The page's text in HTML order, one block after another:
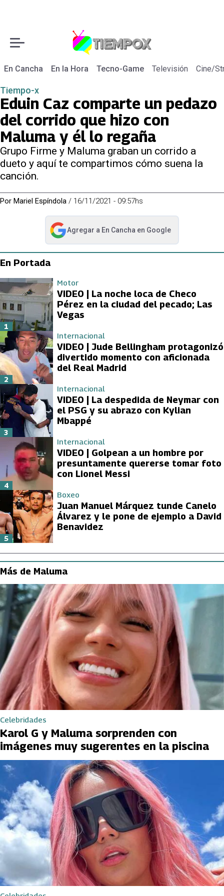
En Cancha En la Hora Tecno-Game Televisión Cine/
Tiempo-x
Eduin Caz comparte un pedazo
del corrido que hizo con
Maluma y él lo regaña
Grupo Firme y Maluma graban un corrido a
dueto y aquí te compartimos cómo suena la
canción.
Por Mariel Espíndola / 16/11/2021 - 09:57hs
Agregar a En Cancha en Google
abre en nueva pestaña
En Portada
Motor
VIDEO | La noche loca de Checo
Pérez en la ciudad del pecado; Las
Vegas
1
Internacional
VIDEO | Jude Bellingham protagonizó
divertido momento con aficionada
del Real Madrid
2
Internacional
VIDEO | La despedida de Neymar con
el PSG y su abrazo con Kylian
Mbappé
3
Internacional
VIDEO | Golpean a un hombre por
presuntamente quererse tomar foto
con Lionel Messi
4
Boxeo
Juan Manuel Márquez tunde Canelo
Álvarez y le pone de ejemplo a David
Benavidez
5
Más de Maluma
Celebridades
Karol G y Maluma sorprenden con
imágenes muy sugerentes en la piscina